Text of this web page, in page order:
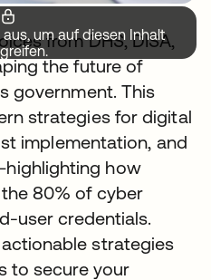
um auf diesen Inhalt
from DHS, DISA,
the future of
government. This
strategies for digital
implementation, and
how
80% of cyber
user credentials.
strategies
to secure your